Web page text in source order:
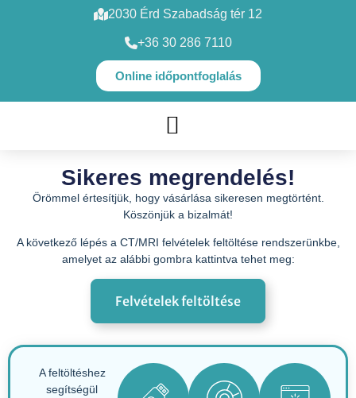
2030 Érd Szabadság tér 12
+36 30 286 7110
Online időpontfoglalás
Sikeres megrendelés!
Örömmel értesítjük, hogy vásárlása sikeresen megtörtént.
Köszönjük a bizalmát!
A következő lépés a CT/MRI felvételek feltöltése rendszerünkbe,
amelyet az alábbi gombra kattintva tehet meg:
Felvételek feltöltése
A feltöltéshez
segítségül